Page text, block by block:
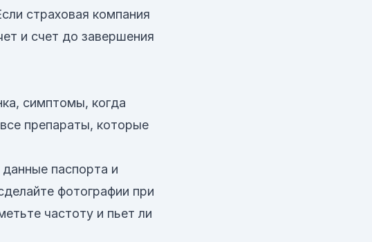
страховая компания
и счет до завершения
симптомы, когда
препараты, которые
паспорта и
фотографии при
частоту и пьет ли